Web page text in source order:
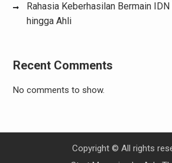
Rahasia Keberhasilan Bermain
hingga Ahli
Recent Comments
No comments to show.
Copyright © All rights